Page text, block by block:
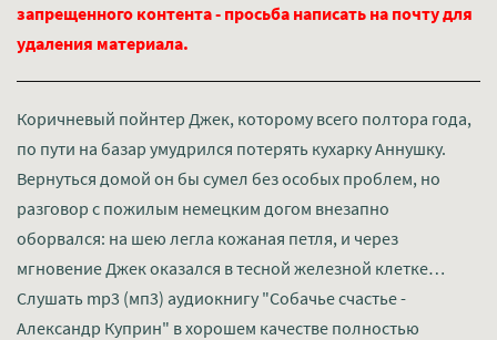
запрещенного контента - просьба написать на почту для
удаления материала.
Коричневый пойнтер Джек, которому всего полтора года,
по пути на базар умудрился потерять кухарку Аннушку.
Вернуться домой он бы сумел без особых проблем, но
разговор с пожилым немецким догом внезапно
оборвался: на шею легла кожаная петля, и через
мгновение Джек оказался в тесной железной клетке…
Слушать mp3 (мп3) аудиокнигу "Собачье счастье -
Александр Куприн" в хорошем качестве полностью